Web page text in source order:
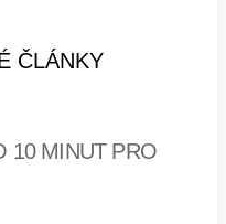
ČLÁNKY
10 MINUT PRO